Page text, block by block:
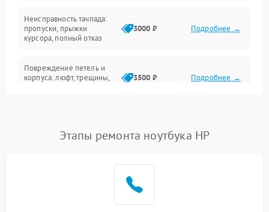
Сеть и интернет
Неисправность тачпада:
пропуски, прыжки
курсора, полный отказ
3000 ₽ Подробнее →
Повреждение петель и
корпуса: люфт, трещины,
3500 ₽ Подробнее →
невозможность зарядки,
2500 ₽ Подробнее →
2000 ₽
Этапы ремонта ноутбука HP